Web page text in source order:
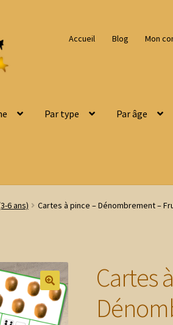
Accueil Blog Mon
Par type Par âge
6 ans) Cartes à pince – Dénombrement –
Cartes